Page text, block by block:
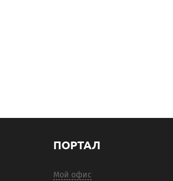
ПОРТАЛ
Мой офис